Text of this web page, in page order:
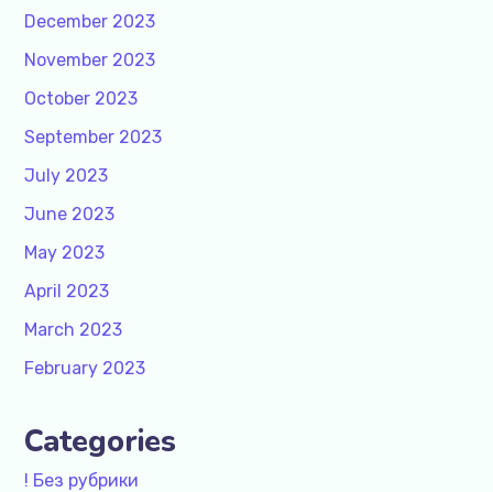
December 2023
November 2023
October 2023
September 2023
July 2023
June 2023
May 2023
April 2023
March 2023
February 2023
Categories
! Без рубрики